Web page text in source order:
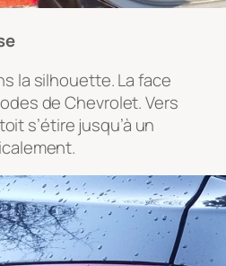
la silhouette. La face
de Chevrolet. Vers
s’étire jusqu’à un